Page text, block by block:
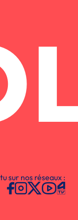
sur nos réseaux :